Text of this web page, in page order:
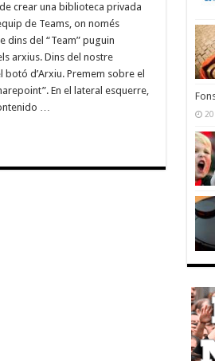
crear una biblioteca privada
de Teams, on només
dins del “Team” puguin
arxius. Dins del nostre
botó d’Arxiu. Premem sobre el
En el lateral esquerre,
…